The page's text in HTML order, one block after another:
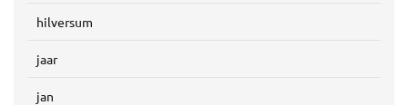
hilversum
jaar
jan